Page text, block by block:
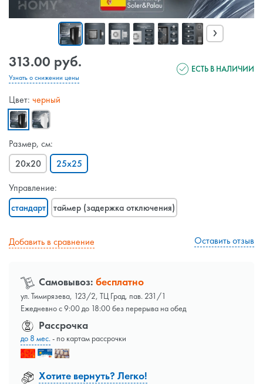
›
313.00 руб.
Узнать о снижении цены
ЕСТЬ В НАЛИЧИИ
Цвет: черный
Размер, см:
20x20
25x25
Управление:
стандарт
таймер (задержка отключения)
Добавить в сравнение Оставить отзыв
Самовывоз: бесплатно
ул. Тимирязева, 123/2, ТЦ Град, пав. 231/1
Ежедневно с 9:00 до 18:00 без перерыва на обед
Рассрочка
до 8 мес.- по картам рассрочки
Хотите вернуть? Легко!